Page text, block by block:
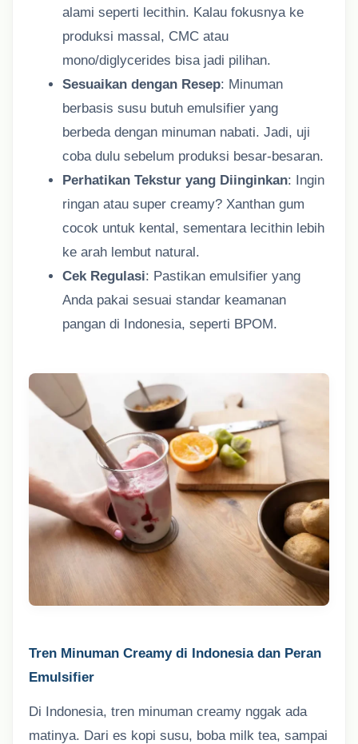
alami seperti lecithin. Kalau fokusnya ke
produksi massal, CMC atau
mono/diglycerides bisa jadi pilihan.
Sesuaikan dengan Resep: Minuman
berbasis susu butuh emulsifier yang
berbeda dengan minuman nabati. Jadi, uji
coba dulu sebelum produksi besar-besaran.
Perhatikan Tekstur yang Diinginkan: Ingin
ringan atau super creamy? Xanthan gum
cocok untuk kental, sementara lecithin lebih
ke arah lembut natural.
Cek Regulasi: Pastikan emulsifier yang
Anda pakai sesuai standar keamanan
pangan di Indonesia, seperti BPOM.
Tren Minuman Creamy di Indonesia dan Peran
Emulsifier
Di Indonesia, tren minuman creamy nggak ada
matinya. Dari es kopi susu, boba milk tea, sampai